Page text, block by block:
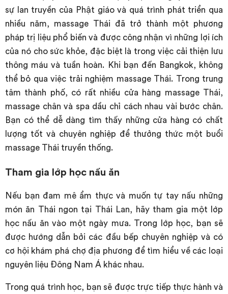
sự lan truyền của Phật giáo và quá trình phát triển qua
nhiều năm, massage Thái đã trở thành một phương
pháp trị liệu phổ biến và được công nhận vì những lợi ích
của nó cho sức khỏe, đặc biệt là trong việc cải thiện lưu
thông máu và tuần hoàn. Khi bạn đến Bangkok, không
thể bỏ qua việc trải nghiệm massage Thái. Trong trung
tâm thành phố, có rất nhiều cửa hàng massage Thái,
massage chân và spa dầu chỉ cách nhau vài bước chân.
Bạn có thể dễ dàng tìm thấy những cửa hàng có chất
lượng tốt và chuyên nghiệp để thưởng thức một buổi
massage Thái truyền thống.
Tham gia lớp học nấu ăn
Nếu bạn đam mê ẩm thực và muốn tự tay nấu những
món ăn Thái ngon tại Thái Lan, hãy tham gia một lớp
học nấu ăn vào một ngày mưa. Trong lớp học, bạn sẽ
được hướng dẫn bởi các đầu bếp chuyên nghiệp và có
cơ hội khám phá chợ địa phương để tìm hiểu về các loại
nguyên liệu Đông Nam Á khác nhau.
Trong quá trình học, bạn sẽ được trực tiếp thực hành và